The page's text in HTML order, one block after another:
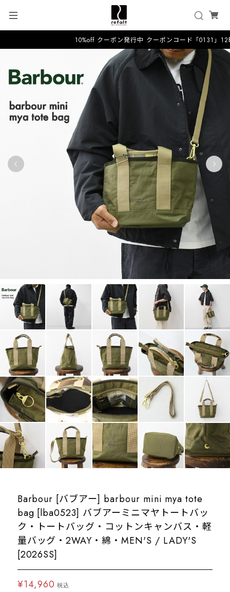
10%off クーポン発行中 クーポンコード「0131」
Barbour [バブアー] barbour mini mya tote
bag [lba0523] バブアーミニマヤトートバッ
ク・トートバッグ・コットンキャンバス・軽
量バッグ・2WAY・綿・MEN'S / LADY'S
[2026SS]
¥14,960 税込